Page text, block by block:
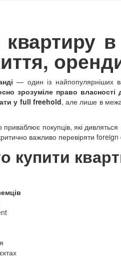
в
— один із найпопулярніших
зрозуміле право власності
у full freehold, але лише в
покупців, які
важливо перевіряти
купити